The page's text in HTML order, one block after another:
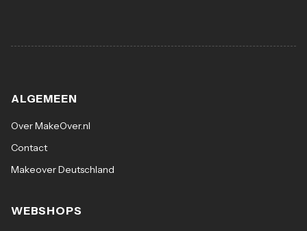
ALGEMEEN
Over MakeOver.nl
Contact
Makeover Deutschland
WEBSHOPS